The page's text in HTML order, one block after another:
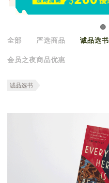
全部 严选商品 诚品选书
会员之夜商品优惠
诚品选书